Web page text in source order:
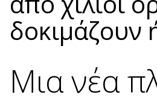
δοκιμάζουν
Μια νέα